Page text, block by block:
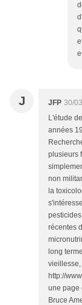
J JFP 30/
L'étude
années
plusieurs
non
la
récentes
long
vieillesse,
http://
une page
Bruce